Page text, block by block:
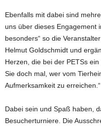
Ebenfalls mit dabei sind
uns über dieses Engagement
besonders“ so die
Helmut Goldschmidt und
Herzen, die bei der PETSs
Sie doch mal, wer vom
Aufmerksamkeit zu erreichen.“
Dabei sein und Spaß haben,
Besucherturniere. Die